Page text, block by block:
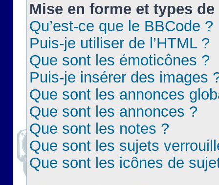
Mise en forme et types
Qu’est-ce que le BBCode ?
Puis-je utiliser de l’HTML ?
Que sont les émoticônes ?
Puis-je insérer des images
Que sont les annonces
Que sont les annonces ?
Que sont les notes ?
Que sont les sujets
Que sont les icônes de